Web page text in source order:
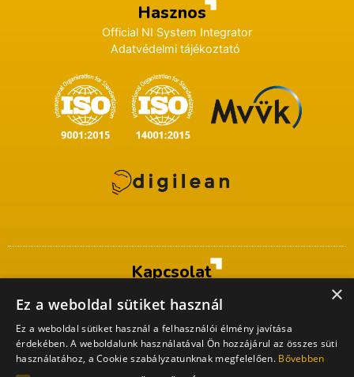
Hasznos
Official NI System Integrator
Adatvédelmi tájékoztató
Kapcsolat
1035 Raktár u. 25-31.
Budapest, Hungary
+36 1 321 5181
info@prodsp.hu
×
Ez a weboldal sütiket használ
Ez a weboldal sütiket használ a felhasználói élmény javítása
érdekében. A weboldalunk használatával Ön hozzájárul az összes süti
használatához, a Cookie szabályzatunknak megfelelően. Bővebben